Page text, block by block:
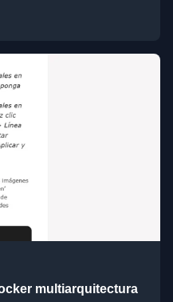
multiarquitectura